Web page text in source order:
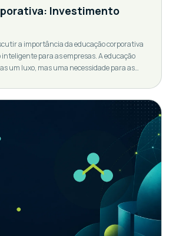
Investimento
a importância da educação corporativa
para as empresas. A educação
um luxo, mas uma necessidade para as
não apenas a capacitação dos
a sua retenção e desenvolvimento
[…]